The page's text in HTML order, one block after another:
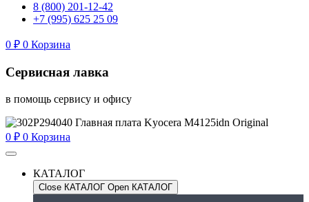
8 (800) 201-12-42
+7 (995) 625 25 09
0 ₽ 0 Корзина
Сервисная лавка
в помощь сервису и офису
0 ₽ 0 Корзина
КАТАЛОГ
Close КАТАЛОГ Open КАТАЛОГ